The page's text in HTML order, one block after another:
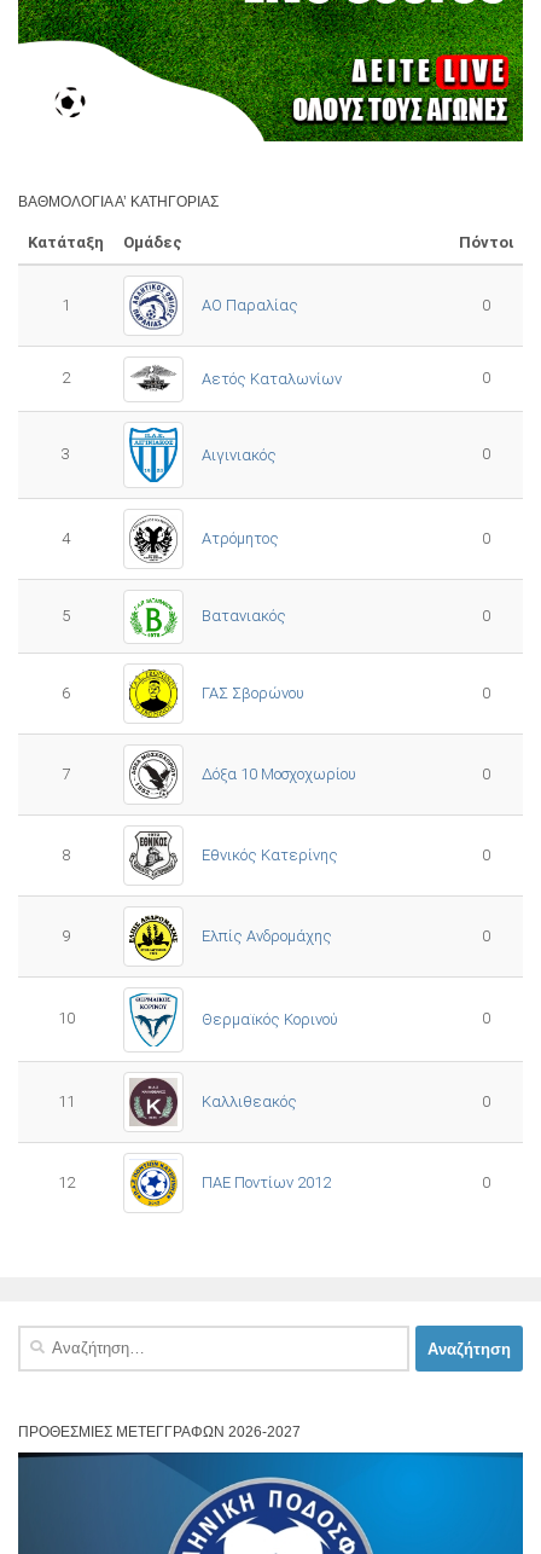
ΒΑΘΜΟΛΟΓΊΑ Α’ ΚΑΤΗΓΟΡΊΑΣ
Κατάταξη Ομάδες Πόντοι
1 ΑΟ Παραλίας 0
2 Αετός Καταλωνίων 0
3 Αιγινιακός 0
4 Ατρόμητος 0
5 Βατανιακός 0
6 ΓΑΣ Σβορώνου 0
7 Δόξα 10 Μοσχοχωρίου 0
8 Εθνικός Κατερίνης 0
9 Ελπίς Ανδρομάχης 0
10 Θερμαϊκός Κορινού 0
11 Καλλιθεακός 0
12 ΠΑΕ Ποντίων 2012 0
Αναζήτηση
ΠΡΟΘΕΣΜΊΕΣ ΜΕΤΕΓΓΡΑΦΏΝ 2026-2027